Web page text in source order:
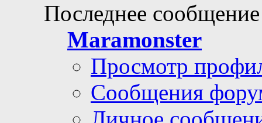
Последнее
Maramonster
Просмотр
Сообщения